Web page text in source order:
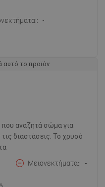
-
αυτό το προϊόν
αναζητά σώμα για
διαστάσεις. Το χρυσό
Μειονεκτήματα: -